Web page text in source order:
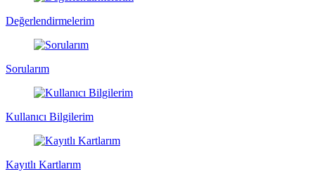
Değerlendirmelerim
Sorularım
Kullanıcı Bilgilerim
Kayıtlı Kartlarım